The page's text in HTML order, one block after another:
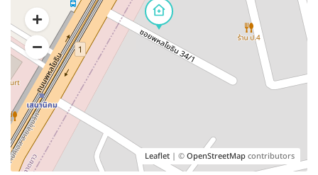
Leaflet | ©OpenStreetMapcontributors